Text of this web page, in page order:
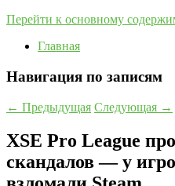
Перейти к основному
Главная
Навигация по записям
← Предыдущая Следующая →
XSE Pro League
скандалов — у